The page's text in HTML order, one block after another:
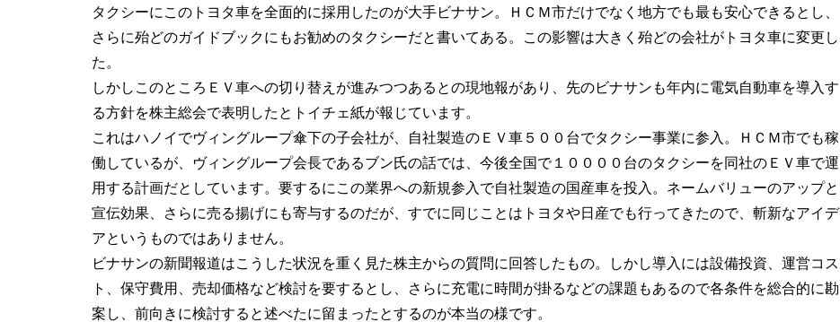
タクシーにこのトヨタ車を全面的に採用したのが大手ビナサン。ＨＣＭ市だけでなく地方でも最も安心できるとし、
さらに殆どのガイドブックにもお勧めのタクシーだと書いてある。この影響は大きく殆どの会社がトヨタ車に変更し
た。
しかしこのところＥＶ車への切り替えが進みつつあるとの現地報があり、先のビナサンも年内に電気自動車を導入す
る方針を株主総会で表明したとトイチェ紙が報じています。
これはハノイでヴィングループ傘下の子会社が、自社製造のＥＶ車５００台でタクシー事業に参入。ＨＣＭ市でも稼
働しているが、ヴィングループ会長であるブン氏の話では、今後全国で１００００台のタクシーを同社のＥＶ車で運
用する計画だとしています。要するにこの業界への新規参入で自社製造の国産車を投入。ネームバリューのアップと
宣伝効果、さらに売る揚げにも寄与するのだが、すでに同じことはトヨタや日産でも行ってきたので、斬新なアイデ
アというものではありません。
ビナサンの新聞報道はこうした状況を重く見た株主からの質問に回答したもの。しかし導入には設備投資、運営コス
ト、保守費用、売却価格など検討を要するとし、さらに充電に時間が掛るなどの課題もあるので各条件を総合的に勘
案し、前向きに検討すると述べたに留まったとするのが本当の様です。